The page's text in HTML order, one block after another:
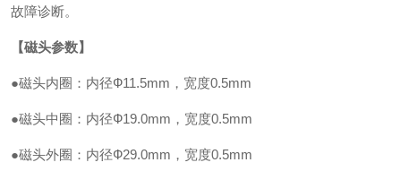
故障诊断。
【磁头参数】
●磁头内圈：内径Ф11.5mm，宽度0.5mm
●磁头中圈：内径Ф19.0mm，宽度0.5mm
●磁头外圈：内径Ф29.0mm，宽度0.5mm